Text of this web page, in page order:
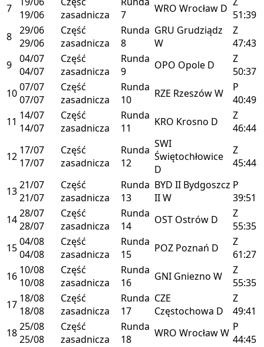
7
19/06
zasadnicza
7
WRO Wrocław D 51:39
8 29/06
29/06
Część
zasadnicza
Runda
8
GRU Grudziądz
W
Z
47:43
9 04/07
04/07
Część
zasadnicza
Runda
9
OPO Opole D
Z
50:37
1007/07
07/07
Część
zasadnicza
Runda
10
RZE RzeszówW
P
40:49
11 14/07
14/07
Część
zasadnicza
Runda
11
KRO Krosno D
Z
46:44
12 17/07
17/07
Część
zasadnicza
Runda
12
SWI
Świętochłowice
D
Z
45:44
1321/07
21/07
Część
zasadnicza
Runda
13
BYD II Bydgoszcz
IIW
P
39:51
1428/07
28/07
Część
zasadnicza
Runda
14
OST Ostrów D
Z
55:35
1504/08
04/08
Część
zasadnicza
Runda
15
POZ Poznań D
Z
61:27
16 10/08
10/08
Część
zasadnicza
Runda
16
GNI Gniezno W
Z
55:35
17 18/08
18/08
Część
zasadnicza
Runda
17
CZE
Częstochowa D
Z
49:41
1825/08
25/08
Część
zasadnicza
Runda
18
WRO WrocławW P
44:45